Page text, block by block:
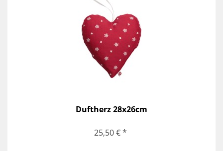
Duftherz 28x26cm
25,50 € *